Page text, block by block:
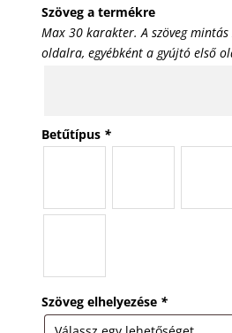
Szöveg a termékre
Max 30 karakter. A szöveg
oldalra, egyébként a gyújtó első
Betűtípus *
Szöveg elhelyezése *